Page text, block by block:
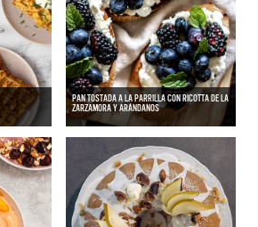
PAN TOSTADA A LA PARRILLA CON RICOTTA DE LA
ZARZAMORA Y ARÁNDANOS